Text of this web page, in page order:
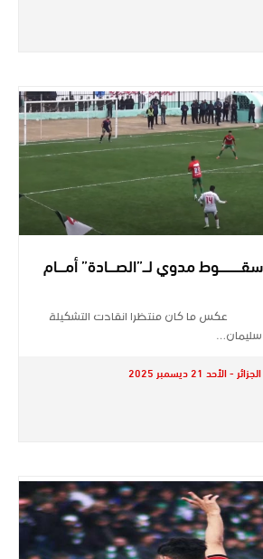
مدوي لـــ”الصــــادة” أمــــام
انقادت التشكيلة
سليمان…